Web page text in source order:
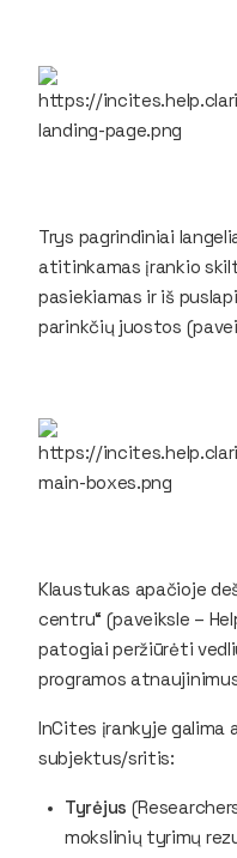
Trys pagrindiniai
atitinkamas įrankio
pasiekiamas ir iš
parinkčių juostos
Klaustukas apačioje
centru“ (paveiksle –
patogiai peržiūrėti
programos
InCites įrankyje galima
subjektus/sritis:
Tyrėjus (
mokslinių tyrimų